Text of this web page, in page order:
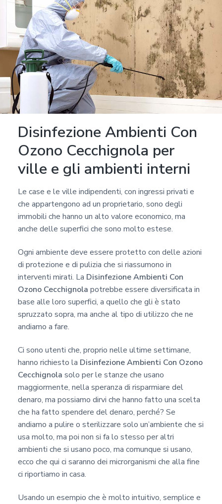
Disinfezione Ambienti Con
Ozono Cecchignola per
ville e gli ambienti interni
Le case e le ville indipendenti, con ingressi privati e
che appartengono ad un proprietario, sono degli
immobili che hanno un alto valore economico, ma
anche delle superfici che sono molto estese.
Ogni ambiente deve essere protetto con delle azioni
di protezione e di pulizia che si riassumono in
interventi mirati. La Disinfezione Ambienti Con
Ozono Cecchignola potrebbe essere diversificata in
base alle loro superfici, a quello che gli è stato
spruzzato sopra, ma anche al tipo di utilizzo che ne
andiamo a fare.
Ci sono utenti che, proprio nelle ultime settimane,
hanno richiesto la Disinfezione Ambienti Con Ozono
Cecchignola solo per le stanze che usano
maggiormente, nella speranza di risparmiare del
denaro, ma possiamo dirvi che hanno fatto una scelta
che ha fatto spendere del denaro, perché? Se
andiamo a pulire o sterilizzare solo un’ambiente che si
usa molto, ma poi non si fa lo stesso per altri
ambienti che si usano poco, ma comunque si usano,
ecco che qui ci saranno dei microrganismi che alla fine
ci riportiamo in casa.
Usando un esempio che è molto intuitivo, semplice e